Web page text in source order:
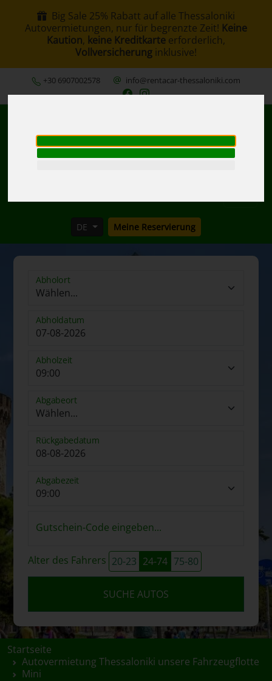
Big Sale 25% Rabatt auf alle Thessaloniki
Autovermietungen, nur für begrenzte Zeit! Keine
Kaution, keine Kreditkarte erforderlich,
Vollversicherung inklusive!
+30 6907002578 info@rentacar-thessaloniki.com
DE Meine Reservierung
Abholort
Abholdatum
Abholzeit
Abgabeort
Rückgabedatum
Abgabezeit
Gutschein-Code eingeben...
Alter des Fahrers 20-23 24-74 75-80
SUCHE AUTOS
Startseite
Autovermietung Thessaloniki unsere Fahrzeugflotte
Mini